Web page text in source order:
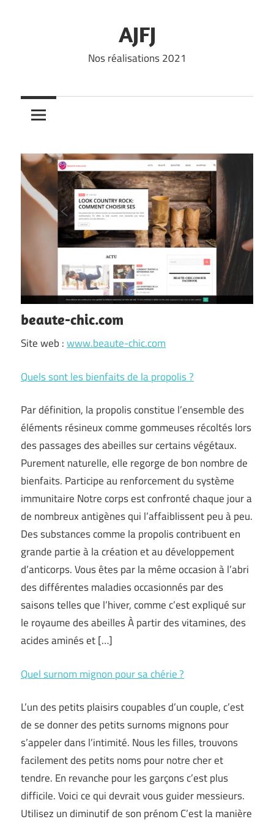
AJFJ
Nos réalisations 2021
beaute-chic.com
Site web :www.beaute-chic.com
Quels sont les bienfaits de la propolis ?
Par définition, la propolis constitue l’ensemble des
éléments résineux comme gommeuses récoltés lors
des passages des abeilles sur certains végétaux.
Purement naturelle, elle regorge de bon nombre de
bienfaits. Participe au renforcement du système
immunitaire Notre corps est confronté chaque jour a
de nombreux antigènes qui l’affaiblissent peu à peu.
Des substances comme la propolis contribuent en
grande partie à la création et au développement
d’anticorps. Vous êtes par la même occasion à l’abri
des différentes maladies occasionnés par des
saisons telles que l’hiver, comme c’est expliqué sur
le royaume des abeilles À partir des vitamines, des
acides aminés et […]
Quel surnom mignon pour sa chérie ?
L’un des petits plaisirs coupables d’un couple, c’est
de se donner des petits surnoms mignons pour
s’appeler dans l’intimité. Nous les filles, trouvons
facilement des petits noms pour notre cher et
tendre. En revanche pour les garçons c’est plus
difficile. Voici ce qui devrait vous guider messieurs.
Utilisez un diminutif de son prénom C’est la manière